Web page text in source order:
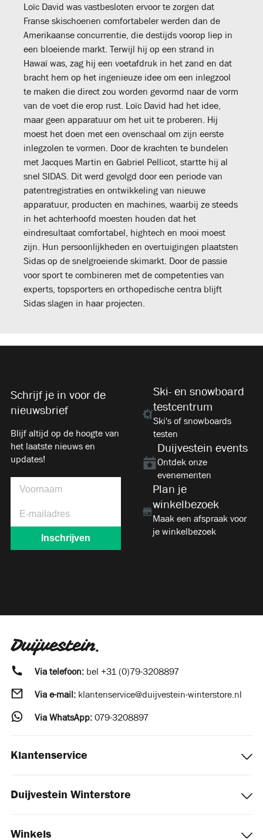
Loïc David was vastbesloten ervoor te zorgen dat
Franse skischoenen comfortabeler werden dan de
Amerikaanse concurrentie, die destijds voorop liep in
een bloeiende markt. Terwijl hij op een strand in
Hawaï was, zag hij een voetafdruk in het zand en dat
bracht hem op het ingenieuze idee om een inlegzool
te maken die direct zou worden gevormd naar de vorm
van de voet die erop rust. Loïc David had het idee,
maar geen apparatuur om het uit te proberen. Hij
moest het doen met een ovenschaal om zijn eerste
inlegzolen te vormen. Door de krachten te bundelen
met Jacques Martin en Gabriel Pellicot, startte hij al
snel SIDAS. Dit werd gevolgd door een periode van
patentregistraties en ontwikkeling van nieuwe
apparatuur, producten en machines, waarbij ze steeds
in het achterhoofd moesten houden dat het
eindresultaat comfortabel, hightech en mooi moest
zijn. Hun persoonlijkheden en overtuigingen plaatsten
Sidas op de snelgroeiende skimarkt. Door de passie
voor sport te combineren met de competenties van
experts, topsporters en orthopedische centra blijft
Sidas slagen in haar projecten.
Ski- en snowboard
testcentrum
Ski's of snowboards
testen
Duijvestein events
Ontdek onze
evenementen
Plan je
winkelbezoek
Maak een afspraak voor
je winkelbezoek
Schrijf je in voor de
nieuwsbrief
Blijf altijd op de hoogte van
het laatste nieuws en
updates!
Via telefoon: bel +31 (0)79-3208897
Via e-mail: klantenservice@duijvestein-winterstore.nl
Via WhatsApp: 079-3208897
Klantenservice
Duijvestein Winterstore
Winkels